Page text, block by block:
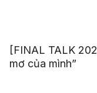
[FINAL TALK
mơ của mình”